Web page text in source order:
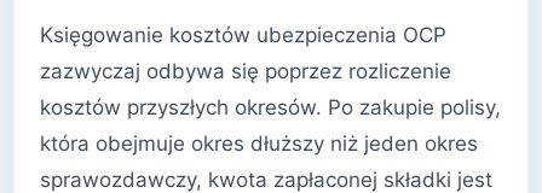
Księgowanie kosztów ubezpieczenia OCP
zazwyczaj odbywa się poprzez rozliczenie
kosztów przyszłych okresów. Po zakupie polisy,
która obejmuje okres dłuższy niż jeden okres
sprawozdawczy, kwota zapłaconej składki jest